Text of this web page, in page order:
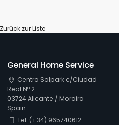
Zurück zur Liste
General Home Service
Centro Solpark c/Ciudad
Real Nº 2
03724 Alicante / Moraira
Spain
Tel: (+34) 965740612